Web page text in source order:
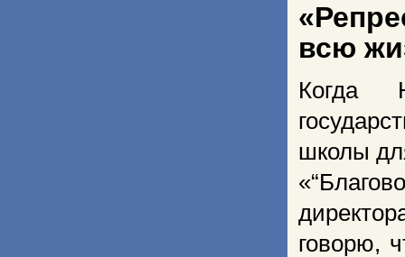
всю
Когда
школы
говорю,